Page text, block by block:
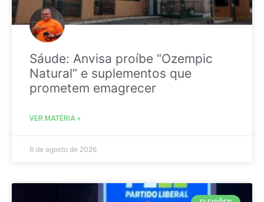
Sáude: Anvisa proíbe “Ozempic
Natural” e suplementos que
prometem emagrecer
VER MATÉRIA »
6 de agosto de 2026